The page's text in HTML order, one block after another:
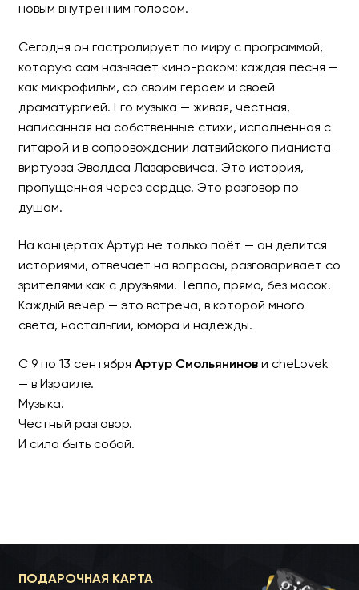
новым внутренним голосом.
Сегодня он гастролирует по миру с программой,
которую сам называет кино-роком: каждая песня —
как микрофильм, со своим героем и своей
драматургией. Его музыка — живая, честная,
написанная на собственные стихи, исполненная с
гитарой и в сопровождении латвийского пианиста-
виртуоза Эвалдса Лазаревичса. Это история,
пропущенная через сердце. Это разговор по
душам.
На концертах Артур не только поёт — он делится
историями, отвечает на вопросы, разговаривает со
зрителями как с друзьями. Тепло, прямо, без масок.
Каждый вечер — это встреча, в которой много
света, ностальгии, юмора и надежды.
С 9 по 13 сентября Артур Смольянинови cheLovek
— в Израиле.
Музыка.
Честный разговор.
И сила быть собой.
ПОДАРОЧНАЯ КАРТА